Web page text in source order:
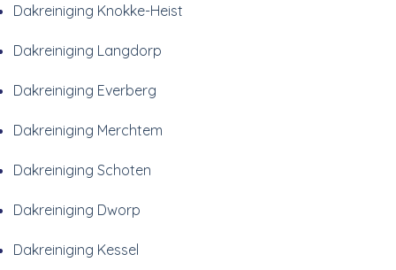
Dakreiniging Knokke-Heist
Dakreiniging Langdorp
Dakreiniging Everberg
Dakreiniging Merchtem
Dakreiniging Schoten
Dakreiniging Dworp
Dakreiniging Kessel